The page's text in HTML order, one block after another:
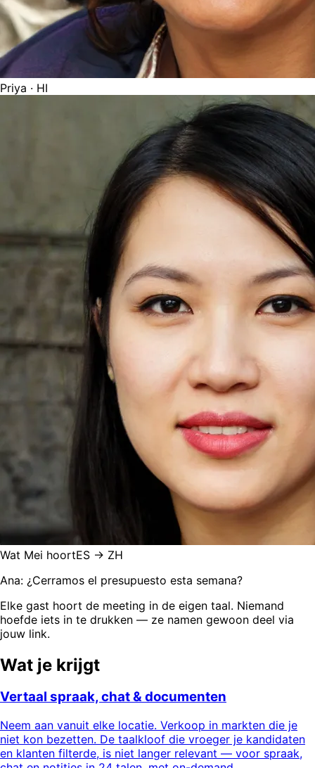
Priya · HI
Wat Mei hoortES → ZH
Ana: ¿Cerramos el presupuesto esta semana?
Elke gast hoort de meeting in de eigen taal. Niemand
hoefde iets in te drukken — ze namen gewoon deel via
jouw link.
Wat je krijgt
Vertaal spraak, chat & documenten
Neem aan vanuit elke locatie. Verkoop in markten die je
niet kon bezetten. De taalkloof die vroeger je kandidaten
en klanten filterde, is niet langer relevant — voor spraak,